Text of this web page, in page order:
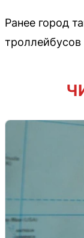
Ранее город